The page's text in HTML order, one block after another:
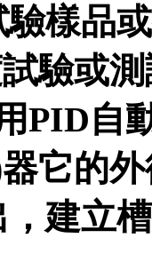
樣品
驗或
PID自
它的
建立